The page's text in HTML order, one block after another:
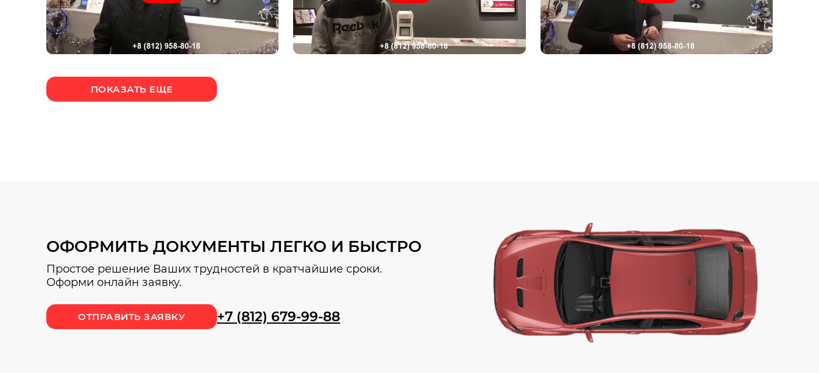
ПОКАЗАТЬ ЕЩЕ
ОФОРМИТЬ ДОКУМЕНТЫ ЛЕГКО И БЫСТРО
Простое решение Ваших трудностей в кратчайшие сроки.
Оформи онлайн заявку.
ОТПРАВИТЬ ЗАЯВКУ +7 (812) 679-99-88